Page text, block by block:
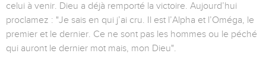
celui à venir. Dieu a déjà remporté la victoire. Aujourd’hui
proclamez : "Je sais en qui j’ai cru. Il est l’Alpha et l’Oméga, le
premier et le dernier. Ce ne sont pas les hommes ou le péché
qui auront le dernier mot mais, mon Dieu".